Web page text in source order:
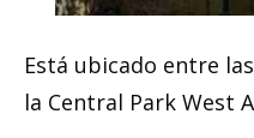
Está ubicado entre
la Central Park West